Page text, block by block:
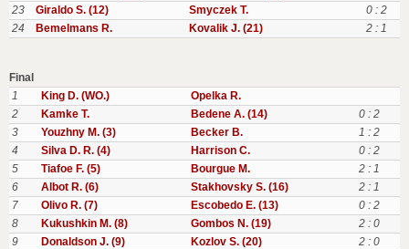
23
Giraldo S. (12) Smyczek T.
0 : 2
24
Bemelmans R. Kovalik J. (21) 2 : 1
Final
1
King D. (WO.)
Opelka R.
2
Kamke T. Bedene A. (14)
0 : 2
3
Youzhny M. (3) Becker B.
1 : 2
4
Silva D. R. (4) Harrison C.
0 : 2
5
Tiafoe F. (5) Bourgue M.
2 : 1
6
Albot R. (6) Stakhovsky S. (16)
2 : 1
7
Olivo R. (7) Escobedo E. (13)
0 : 2
8
Kukushkin M. (8) Gombos N. (19)
2 : 0
9
Donaldson J. (9) Kozlov S. (20)
2 : 0